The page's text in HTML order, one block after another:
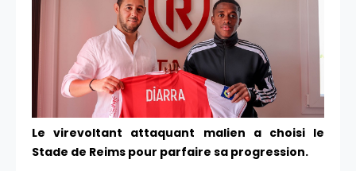
Le virevoltant attaquant malien a choisi le
Stade de Reims pour parfaire sa progression.